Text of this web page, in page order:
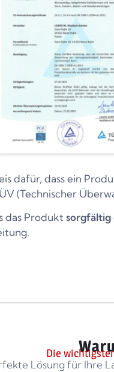
dafür, dass ein
(Technischer
das Produkt sorgfältig
Die
Lösung für Ihre